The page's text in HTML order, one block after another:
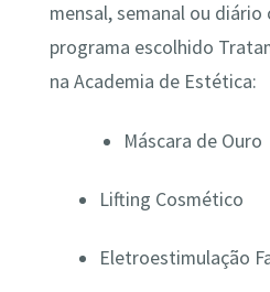
mensal, semanal ou
programa escolhido
na Academia de Estética:
Máscara de Ouro
Lifting Cosmético
Eletroestimulação